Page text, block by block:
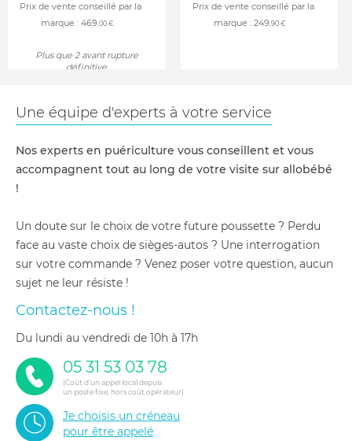
Prix de vente conseillé par la
marque : 469,00 €
Plus que 2 avant rupture
définitive
Prix de vente conseillé par la
marque : 249,90 €
Une équipe d'experts à votre service
Nos experts en puériculture vous conseillent et vous
accompagnent tout au long de votre visite sur allobébé
!
Un doute sur le choix de votre future poussette ? Perdu
face au vaste choix de sièges-autos ? Une interrogation
sur votre commande ? Venez poser votre question, aucun
sujet ne leur résiste !
Contactez-nous !
du lundi au vendredi de 10h à 17h
05 31 53 03 78
(Coût d'un appel local depuis
un poste fixe, hors coût opérateur)
Je choisis un créneau
pour être appelé